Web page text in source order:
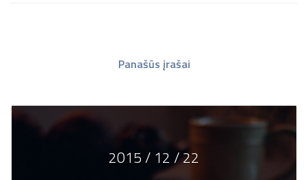
Panašūs įrašai
2015 / 12 / 22